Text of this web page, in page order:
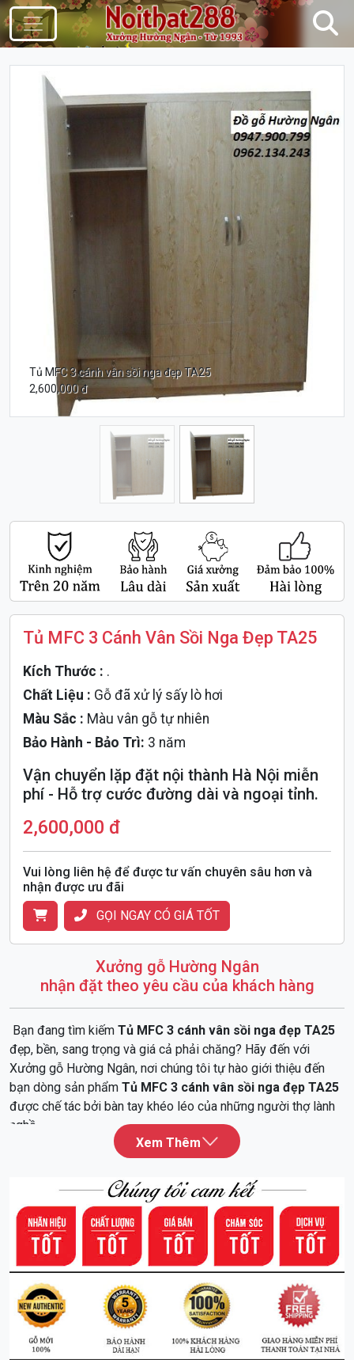
Điều Hướng
Tủ MFC 3 cánh vân sồi nga đẹp TA25
2,600,000 đ
Tủ MFC 3 Cánh Vân Sồi Nga Đẹp TA25
Kích Thước : .
Chất Liệu : Gỗ đã xử lý sấy lò hơi
Màu Sắc : Màu vân gỗ tự nhiên
Bảo Hành - Bảo Trì: 3 năm
Vận chuyển lặp đặt nội thành Hà Nội miễn
phí - Hỗ trợ cước đường dài và ngoại tỉnh.
2,600,000 đ
Vui lòng liên hệ để được tư vấn chuyên sâu hơn và
nhận được ưu đãi
GỌI NGAY CÓ GIÁ TỐT
Xưởng gỗ Hường Ngân
nhận đặt theo yêu cầu của khách hàng
Bạn đang tìm kiếm Tủ MFC 3 cánh vân sồi nga đẹp TA25
đẹp, bền, sang trọng và giá cả phải chăng? Hãy đến với
Xưởng gỗ Hường Ngân, nơi chúng tôi tự hào giới thiệu đến
bạn dòng sản phẩm Tủ MFC 3 cánh vân sồi nga đẹp TA25
được chế tác bởi bàn tay khéo léo của những người thợ lành
nghề.